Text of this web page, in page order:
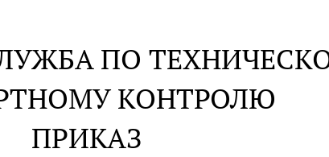
ПО
КОНТРОЛЮ
ПРИКАЗ